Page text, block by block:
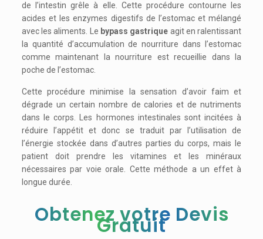
de l’intestin grêle à elle. Cette procédure contourne les
acides et les enzymes digestifs de l’estomac et mélangé
avec les aliments. Le bypass gastrique agit en ralentissant
la quantité d’accumulation de nourriture dans l’estomac
comme maintenant la nourriture est recueillie dans la
poche de l’estomac.
Cette procédure minimise la sensation d’avoir faim et
dégrade un certain nombre de calories et de nutriments
dans le corps. Les hormones intestinales sont incitées à
réduire l’appétit et donc se traduit par l’utilisation de
l’énergie stockée dans d’autres parties du corps, mais le
patient doit prendre les vitamines et les minéraux
nécessaires par voie orale. Cette méthode a un effet à
longue durée.
Obtenez votre Devis
Gratuit